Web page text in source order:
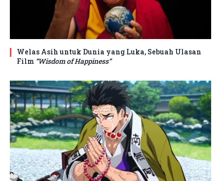
Welas Asih untuk Dunia yang Luka, Sebuah Ulasan
Film “Wisdom of Happiness”